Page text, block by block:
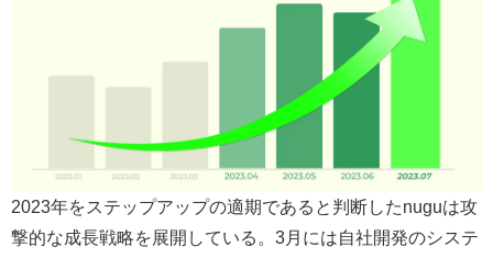
2023年をステップアップの適期であると判断したnuguは攻
撃的な成長戦略を展開している。3月には自社開発のシステ